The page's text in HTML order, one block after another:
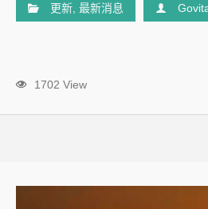
更新, 最新消息
1702 View